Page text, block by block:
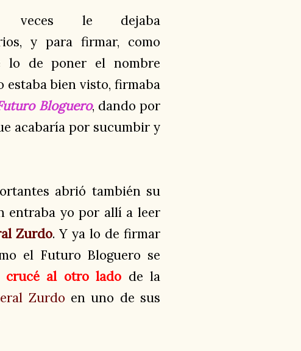
veces le dejaba
y para firmar, como
lo de poner el nombre
estaba bien visto, firmaba
Bloguero, dando por
acabaría por sucumbir y
abrió también su
entraba yo por allí a leer
Zurdo. Y ya lo de firmar
el Futuro Bloguero se
crucé al otro lado de la
Zurdo en uno de sus